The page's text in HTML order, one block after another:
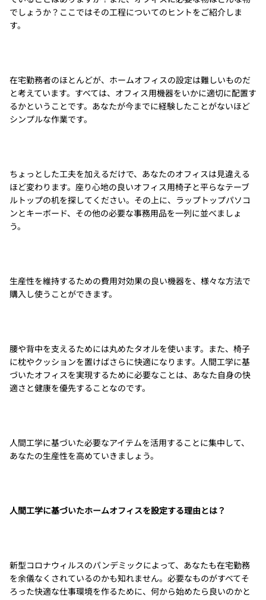
でしょうか？ここではその工程についてのヒントをご紹介しま
す。
在宅勤務者のほとんどが、ホームオフィスの設定は難しいものだ
と考えています。すべては、オフィス用機器をいかに適切に配置す
るかということです。あなたが今までに経験したことがないほど
シンプルな作業です。
ちょっとした工夫を加えるだけで、あなたのオフィスは見違える
ほど変わります。座り心地の良いオフィス用椅子と平らなテーブ
ルトップの机を探してください。その上に、ラップトップパソコ
ンとキーボード、その他の必要な事務用品を一列に並べましょ
う。
生産性を維持するための費用対効果の良い機器を、様々な方法で
購入し使うことができます。
腰や背中を支えるためには丸めたタオルを使います。また、椅子
に枕やクッションを置けばさらに快適になります。人間工学に基
づいたオフィスを実現するために必要なことは、あなた自身の快
適さと健康を優先することなのです。
人間工学に基づいた必要なアイテムを活用することに集中して、
あなたの生産性を高めていきましょう。
人間工学に基づいたホームオフィスを設定する理由とは？
新型コロナウィルスのパンデミックによって、あなたも在宅勤務
を余儀なくされているのかも知れません。必要なものがすべてそ
ろった快適な仕事環境を作るために、何から始めたら良いのかと